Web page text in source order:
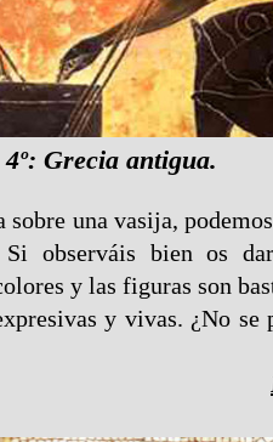
Grecia antigua.
una vasija,
observáis bien os
y las figuras son
y vivas. ¿No se